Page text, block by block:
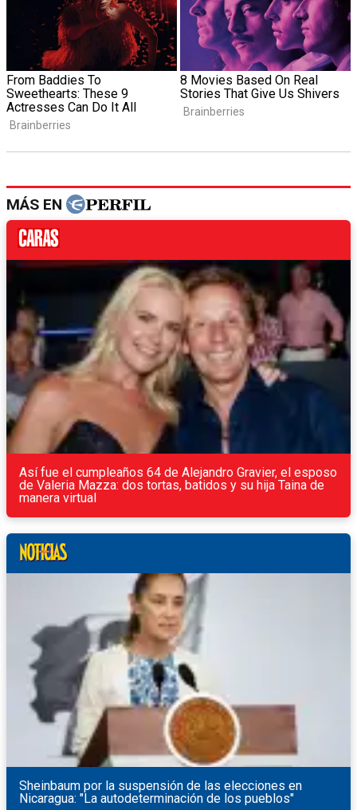
MÁS EN
Así fue el cumpleaños 64 de Alejandro Gravier, el esposo
de Valeria Mazza: dos tortas, batidos y su hija Taina de
manera virtual
Sheinbaum por la suspensión de las elecciones en
Nicaragua: "La autodeterminación de los pueblos"